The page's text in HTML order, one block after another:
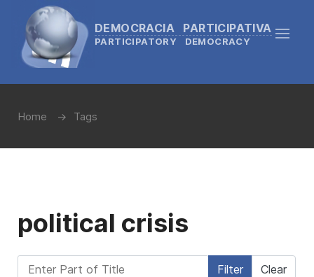
DEMOCRACIA PARTICIPATIVA
PARTICIPATORY DEMOCRACY
Home Tags
political crisis
Enter Part of Title Filter Clear